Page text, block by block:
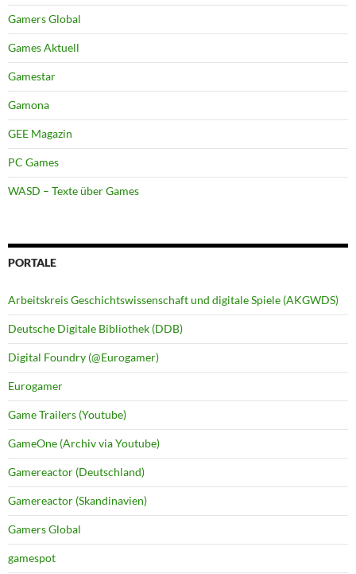
Gamers Global
Games Aktuell
Gamestar
Gamona
GEE Magazin
PC Games
WASD – Texte über Games
PORTALE
Arbeitskreis Geschichtswissenschaft und digitale Spiele (AKGWDS)
Deutsche Digitale Bibliothek (DDB)
Digital Foundry (@Eurogamer)
Eurogamer
Game Trailers (Youtube)
GameOne (Archiv via Youtube)
Gamereactor (Deutschland)
Gamereactor (Skandinavien)
Gamers Global
gamespot